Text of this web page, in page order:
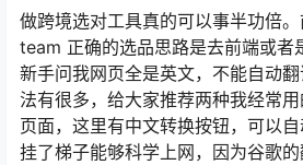
做跨境选对工具真的可以事半功倍
team 正确的选品思路是去前端或者
新手问我网页全是英文，不能自动
法有很多，给大家推荐两种我经常
页面，这里有中文转换按钮，可以
挂了梯子能够科学上网，因为谷歌